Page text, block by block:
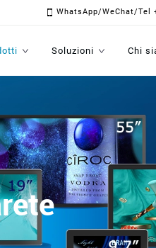
WhatsApp/WeChat/Tel
Soluzioni Chi